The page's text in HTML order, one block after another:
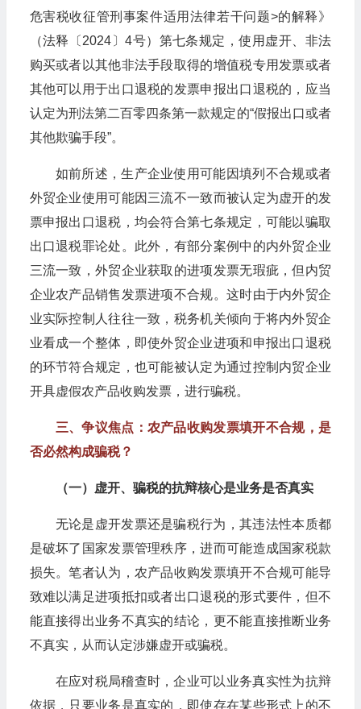
危害税收征管刑事案件适用法律若干问题>的解释》
（法释〔2024〕4号）第七条规定，使用虚开、非法
购买或者以其他非法手段取得的增值税专用发票或者
其他可以用于出口退税的发票申报出口退税的，应当
认定为刑法第二百零四条第一款规定的“假报出口或者
其他欺骗手段”。
如前所述，生产企业使用可能因填列不合规或者
外贸企业使用可能因三流不一致而被认定为虚开的发
票申报出口退税，均会符合第七条规定，可能以骗取
出口退税罪论处。此外，有部分案例中的内外贸企业
三流一致，外贸企业获取的进项发票无瑕疵，但内贸
企业农产品销售发票进项不合规。这时由于内外贸企
业实际控制人往往一致，税务机关倾向于将内外贸企
业看成一个整体，即使外贸企业进项和申报出口退税
的环节符合规定，也可能被认定为通过控制内贸企业
开具虚假农产品收购发票，进行骗税。
三、争议焦点：农产品收购发票填开不合规，是
否必然构成骗税？
（一）虚开、骗税的抗辩核心是业务是否真实
无论是虚开发票还是骗税行为，其违法性本质都
是破坏了国家发票管理秩序，进而可能造成国家税款
损失。笔者认为，农产品收购发票填开不合规可能导
致难以满足进项抵扣或者出口退税的形式要件，但不
能直接得出业务不真实的结论，更不能直接推断业务
不真实，从而认定涉嫌虚开或骗税。
在应对税局稽查时，企业可以业务真实性为抗辩
依据，只要业务是真实的，即使存在某些形式上的不